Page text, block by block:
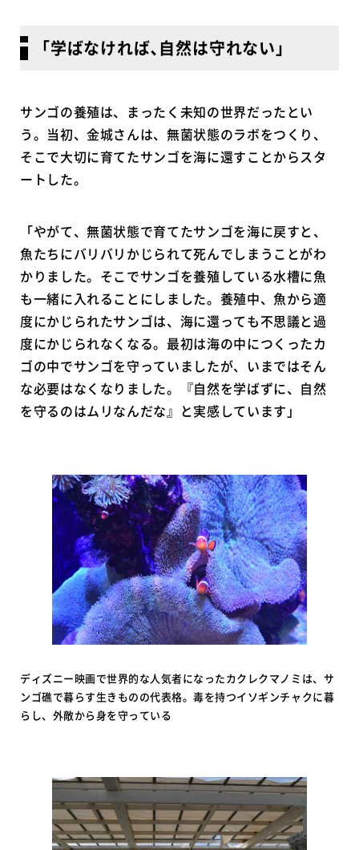
｢学ばなければ､自然は守れない｣
サンゴの養殖は、まったく未知の世界だったとい
う。当初、金城さんは、無菌状態のラボをつくり、
そこで大切に育てたサンゴを海に還すことからスタ
ートした。
「やがて、無菌状態で育てたサンゴを海に戻すと、
魚たちにバリバリかじられて死んでしまうことがわ
かりました。そこでサンゴを養殖している水槽に魚
も一緒に入れることにしました。養殖中、魚から適
度にかじられたサンゴは、海に還っても不思議と過
度にかじられなくなる。最初は海の中につくったカ
ゴの中でサンゴを守っていましたが、いまではそん
な必要はなくなりました。『自然を学ばずに、自然
を守るのはムリなんだな』と実感しています」
ディズニー映画で世界的な人気者になったカクレクマノミは、サ
ンゴ礁で暮らす生きものの代表格。毒を持つイソギンチャクに暮
らし、外敵から身を守っている